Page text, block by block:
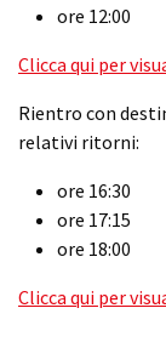
ore 12:00
Clicca qui per
Rientro con
relativi ritorni:
ore 16:30
ore 17:15
ore 18:00
Clicca qui per